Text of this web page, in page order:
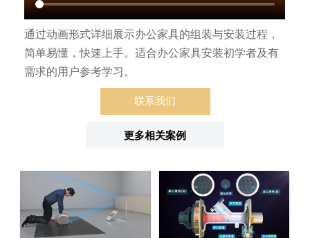
通过动画形式详细展示办公家具的组装与安装过程，
简单易懂，快速上手。适合办公家具安装初学者及有
需求的用户参考学习。
联系我们
更多相关案例